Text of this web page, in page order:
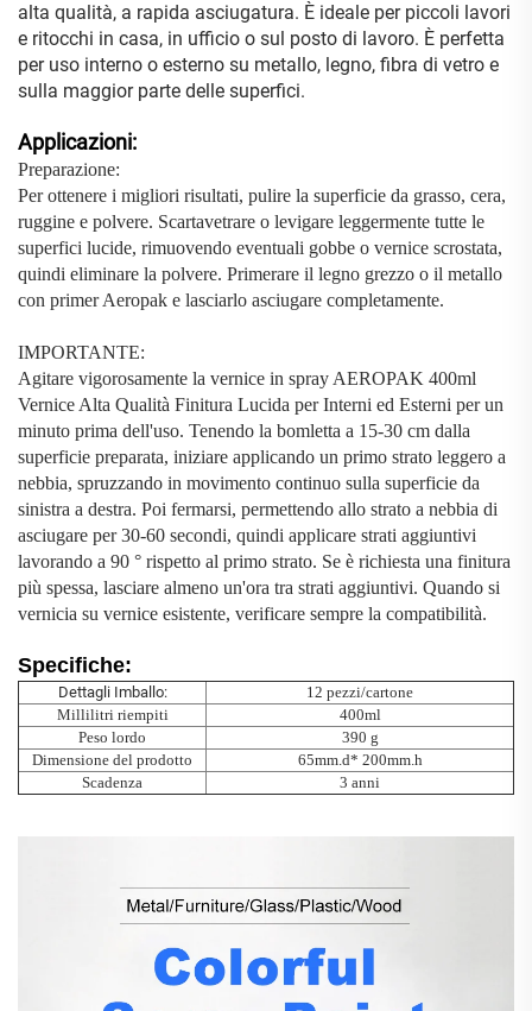
alta qualità, a rapida asciugatura. È ideale per piccoli lavori
e ritocchi in casa, in ufficio o sul posto di lavoro. È perfetta
per uso interno o esterno su metallo, legno, fibra di vetro e
sulla maggior parte delle superfici.
Applicazioni:
Preparazione:
Per ottenere i migliori risultati, pulire la superficie da grasso, cera,
ruggine e polvere. Scartavetrare o levigare leggermente tutte le
superfici lucide, rimuovendo eventuali gobbe o vernice scrostata,
quindi eliminare la polvere. Primerare il legno grezzo o il metallo
con primer Aeropak e lasciarlo asciugare completamente.
IMPORTANTE:
Agitare vigorosamente la vernice in spray AEROPAK 400ml
Vernice Alta Qualità Finitura Lucida per Interni ed Esterni per un
minuto prima dell'uso. Tenendo la bomletta a 15-30 cm dalla
superficie preparata, iniziare applicando un primo strato leggero a
nebbia, spruzzando in movimento continuo sulla superficie da
sinistra a destra. Poi fermarsi, permettendo allo strato a nebbia di
asciugare per 30-60 secondi, quindi applicare strati aggiuntivi
lavorando a 90 ° rispetto al primo strato. Se è richiesta una finitura
più spessa, lasciare almeno un'ora tra strati aggiuntivi. Quando si
vernicia su vernice esistente, verificare sempre la compatibilità.
Specifiche:
Dettagli Imballo:
12 pezzi/cartone
Millilitri riempiti
400ml
Peso lordo
390 g
Dimensione del prodotto
65mm.d* 200mm.h
Scadenza
3 anni